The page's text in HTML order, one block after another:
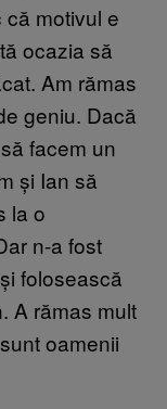
motivul e
ocazia să
Am rămas
geniu. Dacă
facem un
și Ian să
la o
n-a fost
folosească
A rămas mult
oamenii